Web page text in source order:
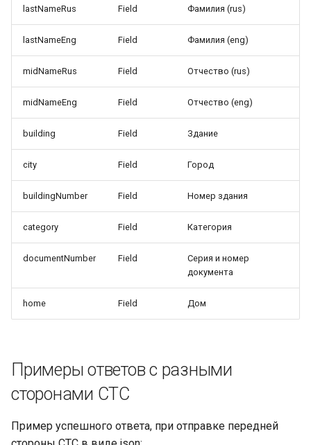
lastNameRus Field Фамилия (rus)
lastNameEng Field Фамилия (eng)
midNameRus Field Отчество (rus)
midNameEng Field Отчество (eng)
building Field Здание
city Field Город
buildingNumber Field Номер здания
category Field Категория
documentNumber Field
Серия и номер
документа
home Field Дом
Примеры ответов с разными
сторонами СТС
Пример успешного ответа, при отправке передней